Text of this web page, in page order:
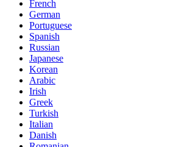
French
German
Portuguese
Spanish
Russian
Japanese
Korean
Arabic
Irish
Greek
Turkish
Italian
Danish